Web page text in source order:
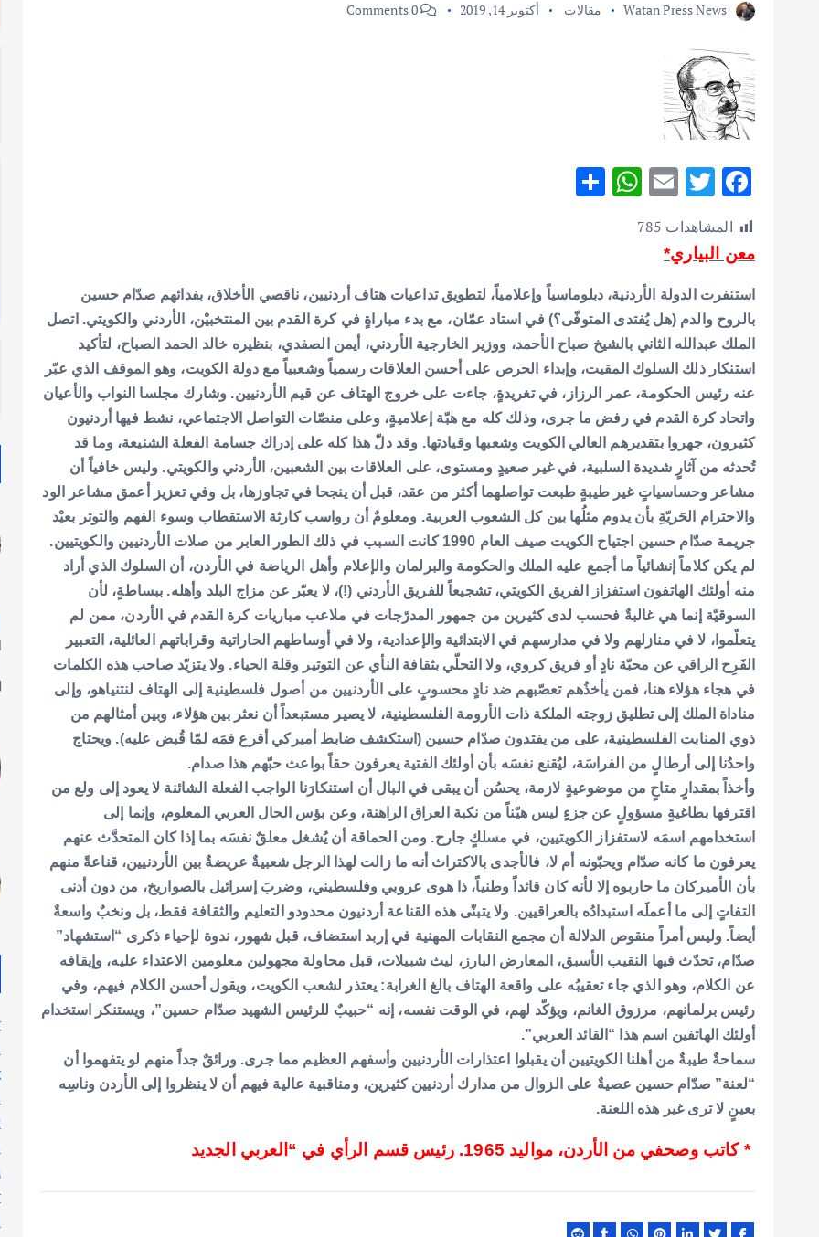
Watan Press News مقالات أكتوبر 14, 2019 0 Comments
F
ac
e
b
o
o
k
T
w
it
te
r
E
ai
W
A
p
p
المشاهدات 785
معن البياري*
استنفرت الدولة الأردنية، دبلوماسياً وإعلامياً، لتطويق تداعيات هتاف أردنيين، ناقصي الأخلاق، بفدائهم صدّام حسين
بالروح والدم (هل يُفتدى المتوفّى؟) في استاد عمّان، مع بدء مباراةٍ في كرة القدم بين المنتخبيْن، الأردني والكويتي. اتصل
الملك عبدالله الثاني بالشيخ صباح الأحمد، ووزير الخارجية الأردني، أيمن الصفدي، بنظيره خالد الحمد الصباح، لتأكيد
استنكار ذلك السلوك المقيت، وإبداء الحرص على أحسن العلاقات رسمياً وشعبياً مع دولة الكويت، وهو الموقف الذي عبّر
عنه رئيس الحكومة، عمر الرزاز، في تغريدةٍ، جاءت على خروج الهتاف عن قيم الأردنيين. وشارك مجلسا النواب والأعيان
واتحاد كرة القدم في رفض ما جرى، وذلك كله مع هبّة إعلاميةٍ، وعلى منصّات التواصل الاجتماعي، نشط فيها أردنيون
كثيرون، جهروا بتقديرهم العالي الكويت وشعبها وقيادتها. وقد دلّ هذا كله على إدراك جسامة الفعلة الشنيعة، وما قد
تُحدثه من آثارٍ شديدة السلبية، في غير صعيدٍ ومستوى، على العلاقات بين الشعبين، الأردني والكويتي. وليس خافياً أن
مشاعر وحساسياتٍ غير طيبةٍ طبعت تواصلهما أكثر من عقد، قبل أن ينجحا في تجاوزها، بل وفي تعزيز أعمق مشاعر الود
والاحترام الحَريّةِ بأن يدوم مثلُها بين كل الشعوب العربية. ومعلومٌ أن رواسب كارثة الاستقطاب وسوء الفهم والتوتر بعيْد
جريمة صدّام حسين اجتياح الكويت صيف العام 1990 كانت السبب في ذلك الطور العابر من صلات الأردنيين والكويتيين.
لم يكن كلاماً إنشائياً ما أجمع عليه الملك والحكومة والبرلمان والإعلام وأهل الرياضة في الأردن، أن السلوك الذي أراد
منه أولئك الهاتفون استفزاز الفريق الكويتي، تشجيعاً للفريق الأردني (!)، لا يعبّر عن مزاج البلد وأهله. ببساطةٍ، لأن
السوقيّة إنما هي غالبةٌ فحسب لدى كثيرين من جمهور المدرّجات في ملاعب مباريات كرة القدم في الأردن، ممن لم
يتعلّموا، لا في منازلهم ولا في مدارسهم في الابتدائية والإعدادية، ولا في أوساطهم الحاراتية وقراباتهم العائلية، التعبير
الفَرِح الراقي عن محبّة نادٍ أو فريق كروي، ولا التحلّي بثقافة النأي عن التوتير وقلة الحياء. ولا يتزيّد صاحب هذه الكلمات
في هجاء هؤلاء هنا، فمن يأخذُهم تعصّبهم ضد نادٍ محسوبٍ على الأردنيين من أصول فلسطينية إلى الهتاف لنتنياهو، وإلى
مناداة الملك إلى تطليق زوجته الملكة ذات الأرومة الفلسطينية، لا يصير مستبعداً أن نعثر بين هؤلاء، وبين أمثالهم من
ذوي المنابت الفلسطينية، على من يفتدون صدّام حسين (استكشف ضابط أميركي أقرع فمَه لمّا قُبض عليه). ويحتاج
واحدُنا إلى أرطالٍ من الفراسَة، ليُقنع نفسَه بأن أولئك الفتية يعرفون حقاً بواعث حبّهم هذا صدام.
وأخذاً بمقدارٍ متاحٍ من موضوعيةٍ لازمة، يحسُن أن يبقى في البال أن استنكارَنا الواجب الفعلة الشائنة لا يعود إلى ولع من
اقترفها بطاغيةٍ مسؤولٍ عن جزءٍ ليس هيّناً من نكبة العراق الراهنة، وعن بؤس الحال العربي المعلوم، وإنما إلى
استخدامهم اسمَه لاستفزاز الكويتيين، في مسلكٍ جارح. ومن الحماقة أن يُشغل معلقٌ نفسَه بما إذا كان المتحدَّث عنهم
يعرفون ما كانه صدّام ويحبّونه أم لا، فالأجدى بالاكتراث أنه ما زالت لهذا الرجل شعبيةٌ عريضةٌ بين الأردنيين، قناعةً منهم
بأن الأميركان ما حاربوه إلا لأنه كان قائداً وطنياً، ذا هوى عروبي وفلسطيني، وضربَ إسرائيل بالصواريخ، من دون أدنى
التفاتٍ إلى ما أعملَه استبدادُه بالعراقيين. ولا يتبنّى هذه القناعة أردنيون محدودو التعليم والثقافة فقط، بل ونخبٌ واسعةٌ
أيضاً. وليس أمراً منقوص الدلالة أن مجمع النقابات المهنية في إربد استضاف، قبل شهور، ندوة لإحياء ذكرى “استشهاد”
صدّام، تحدّث فيها النقيب الأسبق، المعارض البارز، ليث شبيلات، قبل محاولة مجهولين معلومين الاعتداء عليه، وإيقافه
عن الكلام، وهو الذي جاء تعقيبُه على واقعة الهتاف بالغ الغرابة: يعتذر لشعب الكويت، ويقول أحسن الكلام فيهم، وفي
رئيس برلمانهم، مرزوق الغانم، ويؤكّد لهم، في الوقت نفسه، إنه “حبيبٌ للرئيس الشهيد صدّام حسين”، ويستنكر استخدام
أولئك الهاتفين اسم هذا “القائد العربي”.
سماحةٌ طيبةٌ من أهلنا الكويتيين أن يقبلوا اعتذارات الأردنيين وأسفهم العظيم مما جرى. ورائقٌ جداً منهم لو يتفهموا أن
“لعنة” صدّام حسين عصيةٌ على الزوال من مدارك أردنيين كثيرين، ومناقبية عالية فيهم أن لا ينظروا إلى الأردن وناسِه
بعينٍ لا ترى غير هذه اللعنة.
* كاتب وصحفي من الأردن، مواليد 1965. رئيس قسم الرأي في “العربي الجديد